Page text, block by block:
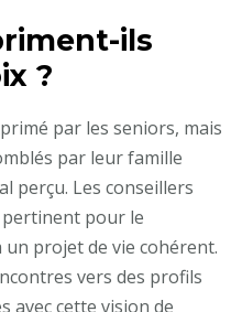
ils
?
par les seniors, mais
par leur famille
perçu. Les conseillers
pertinent pour le
projet de vie cohérent.
vers des profils
avec cette vision de